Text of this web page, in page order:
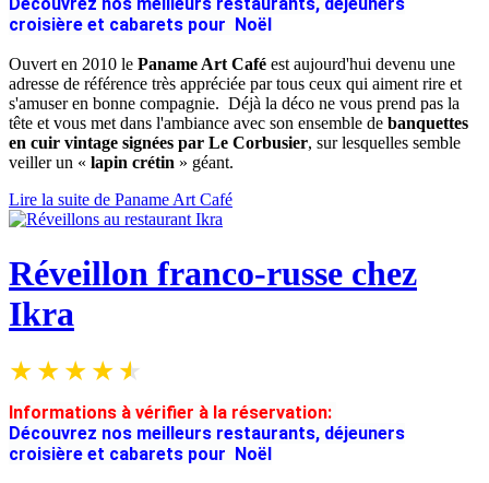
croisière et cabarets pour Noël
Ouvert en 2010 le Paname Art Café est aujourd'hui devenu une
adresse de référence très appréciée par tous ceux qui aiment rire et
s'amuser en bonne compagnie. Déjà la déco ne vous prend pas la
tête et vous met dans l'ambiance avec son ensemble de banquettes
en cuir vintage signées par Le Corbusier, sur lesquelles semble
veiller un « lapin crétin » géant.
Lire la suite de Paname Art Café
Réveillon franco-russe chez
Ikra
Informations à vérifier à la réservation:
Découvrez nos meilleurs restaurants, déjeuners
croisière et cabarets pour Noël